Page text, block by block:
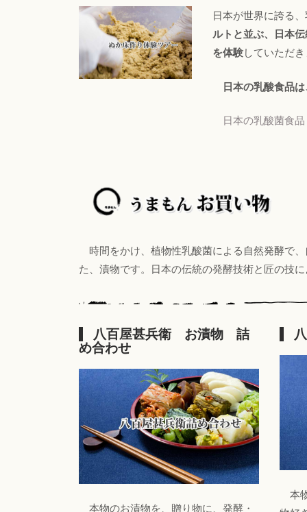
日本が世界に誇る
ルトと並ぶ、日本
を体験していただ
日本の乳酸食品は
日本の乳酸菌食
時間をかけ、植物性乳酸菌による自然発酵で
た、漬物です。日本の伝統の発酵技術と匠の技
八百屋甚兵衛 お漬物 詰
め合わせ
本物のお漬物を、贈り物に、発酵・
本